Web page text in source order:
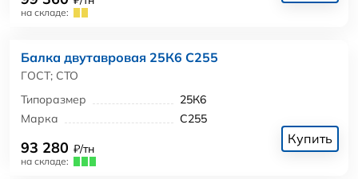
на складе:
Балка двутавровая 25К6 С255
ГОСТ; СТО
Типоразмер
25К6
Марка
С255
93 280 ₽/тн
на складе:
Купить